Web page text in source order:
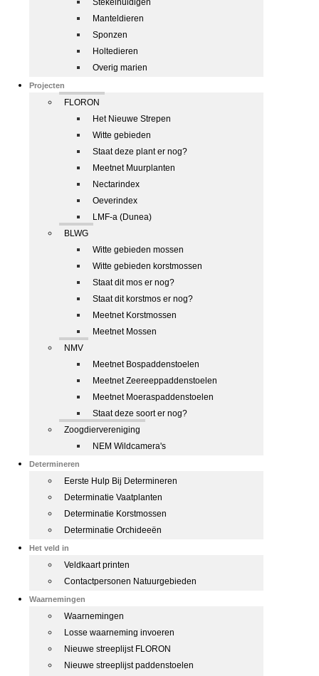
Stekelhuidigen
Manteldieren
Sponzen
Holtedieren
Overig marien
Projecten
FLORON
Het Nieuwe Strepen
Witte gebieden
Staat deze plant er nog?
Meetnet Muurplanten
Nectarindex
Oeverindex
LMF-a (Dunea)
BLWG
Witte gebieden mossen
Witte gebieden korstmossen
Staat dit mos er nog?
Staat dit korstmos er nog?
Meetnet Korstmossen
Meetnet Mossen
NMV
Meetnet Bospaddenstoelen
Meetnet Zeereeppaddenstoelen
Meetnet Moeraspaddenstoelen
Staat deze soort er nog?
Zoogdiervereniging
NEM Wildcamera's
Determineren
Eerste Hulp Bij Determineren
Determinatie Vaatplanten
Determinatie Korstmossen
Determinatie Orchideeën
Het veld in
Veldkaart printen
Contactpersonen Natuurgebieden
Waarnemingen
Waarnemingen
Losse waarneming invoeren
Nieuwe streeplijst FLORON
Nieuwe streeplijst paddenstoelen